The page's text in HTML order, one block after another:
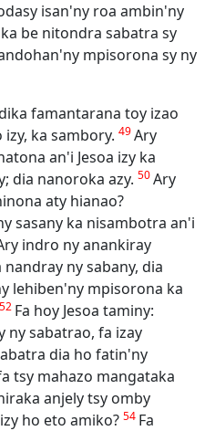
isan'ny roa ambin'ny
be nitondra sabatra sy
mpisorona sy ny
famantarana toy izao
ka sambory. 49Ary
an'i Jesoa izy ka
dia nanoroka azy. 50Ary
aty hianao?
sasany ka nisambotra an'i
indro ny anankiray
ny sabany, dia
lehiben'ny mpisorona ka
52 Fa hoy Jesoa taminy:
sabatrao, fa izay
dia ho fatin'ny
tsy mahazo mangataka
anjely tsy omby
ho eto amiko? 54 Fa